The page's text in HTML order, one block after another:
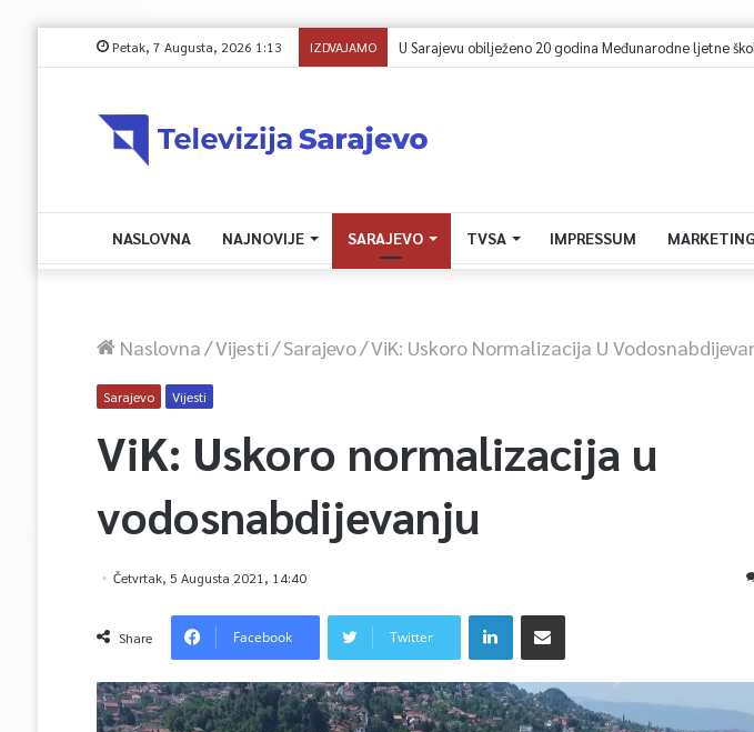
Petak, 7 Augusta, 2026 1:13 IZDVAJAMO
NASLOVNA NAJNOVIJE SARAJEVO TVSA IMPRESSUM MARKETING
Naslovna/Vijesti/Sarajevo/ViK: Uskoro Normalizacija U
Sarajevo Vijesti
ViK: Uskoro normalizacija u
vodosnabdijevanju
Četvrtak, 5 Augusta 2021, 14:40
Share Facebook Twitter